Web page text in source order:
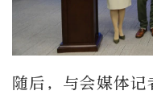
随后，与会媒体